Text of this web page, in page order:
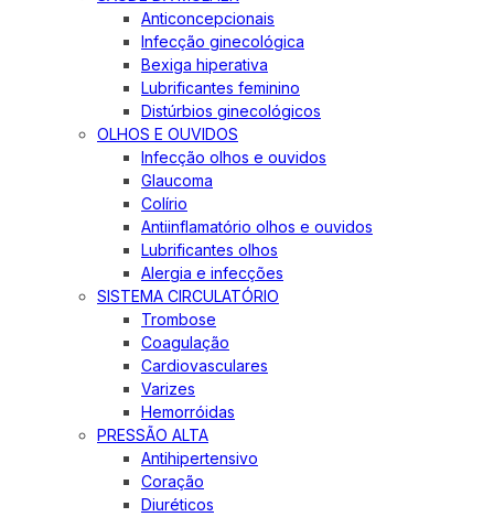
Anticoncepcionais
Infecção ginecológica
Bexiga hiperativa
Lubrificantes feminino
Distúrbios ginecológicos
OLHOS E OUVIDOS
Infecção olhos e ouvidos
Glaucoma
Colírio
Antiinflamatório olhos e ouvidos
Lubrificantes olhos
Alergia e infecções
SISTEMA CIRCULATÓRIO
Trombose
Coagulação
Cardiovasculares
Varizes
Hemorróidas
PRESSÃO ALTA
Antihipertensivo
Coração
Diuréticos